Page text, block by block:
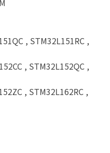
, STM32L151RC ,
, STM32L152QC ,
, STM32L162RC ,